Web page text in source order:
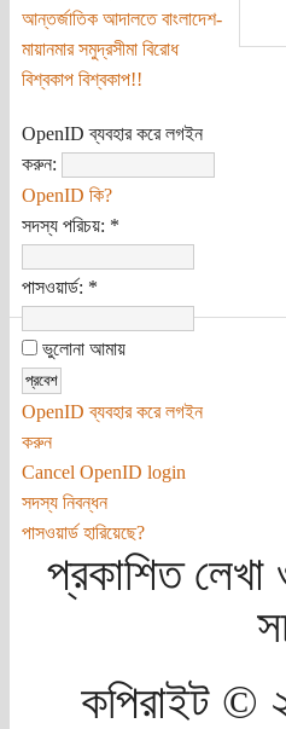
আন্তর্জাতিক আদালতে বাংলাদেশ-
মায়ানমার সমুদ্রসীমা বিরোধ
বিশ্বকাপ বিশ্বকাপ!!
OpenID ব্যবহার করে লগইন
করুন:
OpenID কি?
সদস্য পরিচয়: *
পাসওয়ার্ড: *
ভুলোনা আমায়
OpenID ব্যবহার করে লগইন
করুন
Cancel OpenID login
সদস্য নিবন্ধন
পাসওয়ার্ড হারিয়েছে?
প্রকাশিত লেখা
কপিরাইট ©